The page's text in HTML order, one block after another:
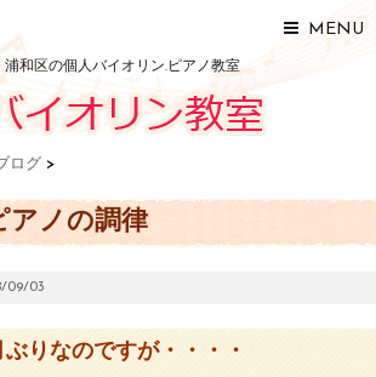
MENU
和区の個人バイオリン.ピアノ教室
ログ >
アノの調律
09/03
りなのですが・・・・